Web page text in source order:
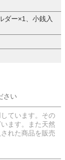
ダー×1、小銭入
さい
ています。その
ます。また天然
れた商品を販売